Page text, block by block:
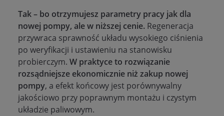
Tak – bo otrzymujesz parametry pracy jak dla
nowej pompy, ale w niższej cenie. Regeneracja
przywraca sprawność układu wysokiego ciśnienia
po weryfikacji i ustawieniu na stanowisku
probierczym. W praktyce to rozwiązanie
rozsądniejsze ekonomicznie niż zakup nowej
pompy, a efekt końcowy jest porównywalny
jakościowo przy poprawnym montażu i czystym
układzie paliwowym.